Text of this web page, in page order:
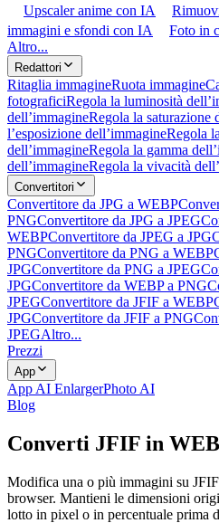
Upscaler anime con IA
immagini e sfondi con IA
Foto in
Altro...
Redattori
Ritaglia immagineRuota immagine
fotograficiRegola la luminosità
dell’immagineRegola la saturazione
l’esposizione dell’immagineRegola
dell’immagineRegola la gamma
dell’immagineRegola la vivacità
Convertitori
Convertitore da JPG a WEBP
PNGConvertitore da JPG a JPEG
WEBPConvertitore da JPEG a JPG
PNGConvertitore da PNG a WEBP
JPGConvertitore da PNG a JPEG
JPGConvertitore da WEBP a PNG
JPEGConvertitore da JFIF a WEBP
JPGConvertitore da JFIF a PNG
JPEGAltro...
Prezzi
App
App AI EnlargerPhoto AI
Blog
Converti JFIF in
Modifica una o più immagini su
browser. Mantieni le dimensioni
lotto in pixel o in percentuale prima